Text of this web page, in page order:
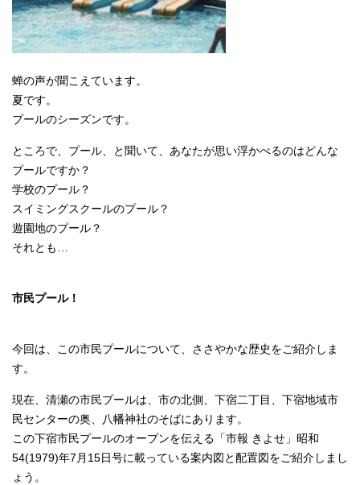
蝉の声が聞こえています。
夏です。
プールのシーズンです。
ところで、プール、と聞いて、あなたが思い浮かべるのはどんな
プールですか？
学校のプール？
スイミングスクールのプール？
遊園地のプール？
それとも…
市民プール！
今回は、この市民プールについて、ささやかな歴史をご紹介しま
す。
現在、清瀬の市民プールは、市の北側、下宿二丁目、下宿地域市
民センターの奥、八幡神社のそばにあります。
この下宿市民プールのオープンを伝える「市報 きよせ」昭和
54(1979)年7月15日号に載っている案内図と配置図をご紹介しまし
ょう。